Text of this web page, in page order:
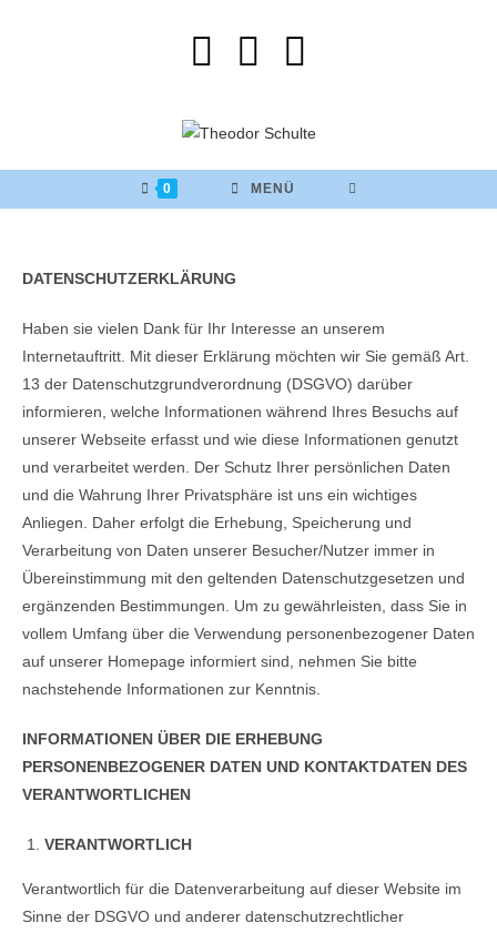
0 MENÜ
DATENSCHUTZERKLÄRUNG
Haben sie vielen Dank für Ihr Interesse an unserem
Internetauftritt. Mit dieser Erklärung möchten wir Sie gemäß Art.
13 der Datenschutzgrundverordnung (DSGVO) darüber
informieren, welche Informationen während Ihres Besuchs auf
unserer Webseite erfasst und wie diese Informationen genutzt
und verarbeitet werden. Der Schutz Ihrer persönlichen Daten
und die Wahrung Ihrer Privatsphäre ist uns ein wichtiges
Anliegen. Daher erfolgt die Erhebung, Speicherung und
Verarbeitung von Daten unserer Besucher/Nutzer immer in
Übereinstimmung mit den geltenden Datenschutzgesetzen und
ergänzenden Bestimmungen. Um zu gewährleisten, dass Sie in
vollem Umfang über die Verwendung personenbezogener Daten
auf unserer Homepage informiert sind, nehmen Sie bitte
nachstehende Informationen zur Kenntnis.
INFORMATIONEN ÜBER DIE ERHEBUNG
PERSONENBEZOGENER DATEN UND KONTAKTDATEN DES
VERANTWORTLICHEN
VERANTWORTLICH
Verantwortlich für die Datenverarbeitung auf dieser Website im
Sinne der DSGVO und anderer datenschutzrechtlicher